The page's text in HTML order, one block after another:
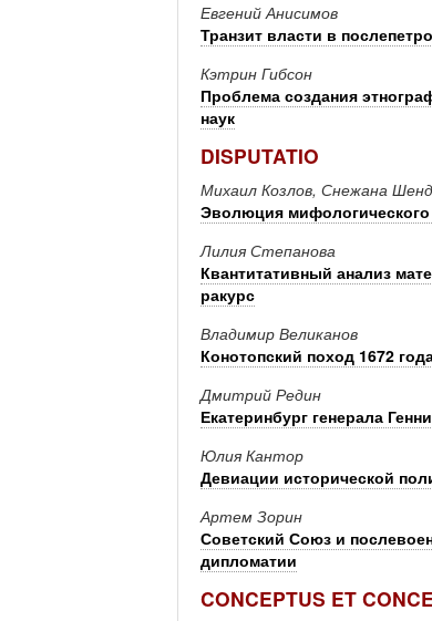
Евгений Анисимов
Транзит власти в
Кэтрин Гибсон
Проблема создания
наук
DISPUTATIO
Михаил Козлов, Снежана
Эволюция мифологического
Лилия Степанова
Квантитативный анализ
ракурс
Владимир Великанов
Конотопский поход 1672
Дмитрий Редин
Екатеринбург генерала
Юлия Кантор
Девиации исторической
Артем Зорин
Советский Союз и
дипломатии
CONCEPTUS ET